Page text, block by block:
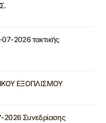
2026 τακτικής
ΕΞΟΠΛΙΣΜΟΥ
Συνεδρίασης